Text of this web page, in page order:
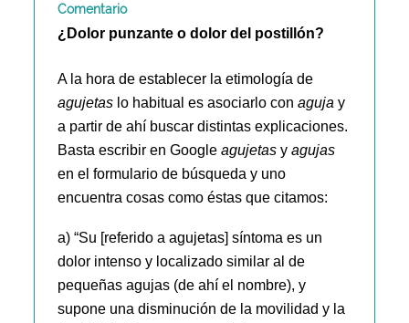
Comentario
¿Dolor punzante o dolor del postillón?
A la hora de establecer la etimología de
agujetas lo habitual es asociarlo conaguja y
a partir de ahí buscar distintas explicaciones.
Basta escribir en Googleagujetas yagujas
en el formulario de búsqueda y uno
encuentra cosas como éstas que citamos:
a) “Su [referido a agujetas] síntoma es un
dolor intenso y localizado similar al de
pequeñas agujas (de ahí el nombre), y
supone una disminución de la movilidad y la